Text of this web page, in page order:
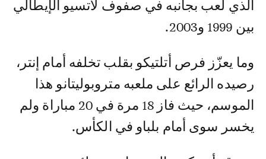
الذي لعب بجانبه في صفوف لاتسيو الإيطالي
بين 1999 و2003.
وما يعزّز فرص أتلتيكو بقلب تخلفه أمام إنتر،
رصيده الرائع على ملعبه متروبوليتانو هذا
الموسم، حيث فاز 18 مرة في 20 مباراة ولم
يخسر سوى أمام بلباو في الكأس.